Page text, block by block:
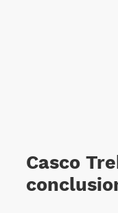
Casco